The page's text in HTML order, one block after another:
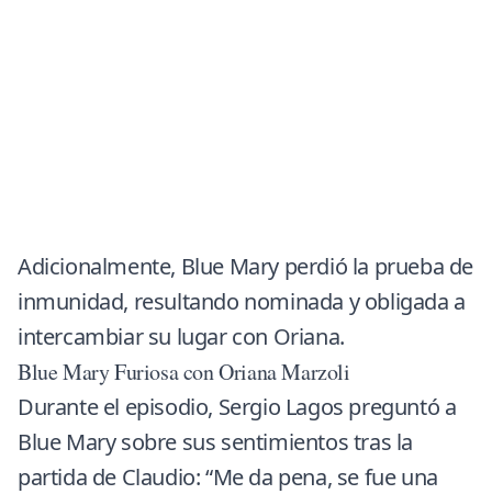
Adicionalmente, Blue Mary perdió la prueba de
inmunidad, resultando nominada y obligada a
intercambiar su lugar con Oriana.
Blue Mary Furiosa con Oriana Marzoli
Durante el episodio, Sergio Lagos preguntó a
Blue Mary sobre sus sentimientos tras la
partida de Claudio: “Me da pena, se fue una